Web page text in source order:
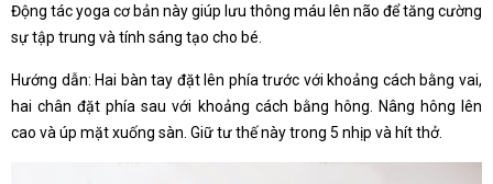
Động tác yoga cơ bản này giúp lưu thông máu lên não để tăng cường
sự tập trung và tính sáng tạo cho bé.
Hướng dẫn: Hai bàn tay đặt lên phía trước với khoảng cách bằng vai,
hai chân đặt phía sau với khoảng cách bằng hông. Nâng hông lên
cao và úp mặt xuống sàn. Giữ tư thế này trong 5 nhịp và hít thở.